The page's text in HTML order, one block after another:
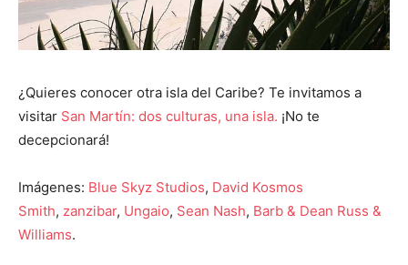
¿Quieres conocer otra isla del Caribe? Te invitamos a
visitar San Martín: dos culturas, una isla. ¡No te
decepcionará!
Imágenes: Blue Skyz Studios, David Kosmos
Smith, zanzibar, Ungaio, Sean Nash, Barb & Dean Russ &
Williams.